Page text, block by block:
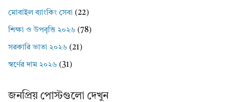
মোবাইল ব্যাংকিং সেবা (22)
শিক্ষা ও উপবৃত্তি ২০২৬ (78)
সরকারি ভাতা ২০২৬ (21)
স্বর্ণের দাম ২০২৬ (31)
জনপ্রিয় পোস্টগুলো দেখুন